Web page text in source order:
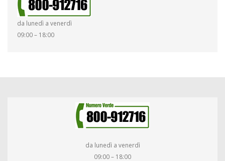
da lunedì a venerdì
09:00 – 18:00
da lunedì a venerdì
09:00 – 18:00